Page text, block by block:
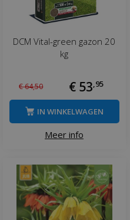
DCM Vital-green gazon 20
kg
€64,50 € 53 95
Meer info
IN WINKELWAGEN